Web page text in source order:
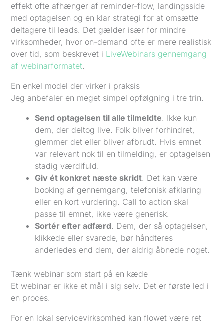
effekt ofte afhænger af reminder-flow, landingsside
med optagelsen og en klar strategi for at omsætte
deltagere til leads. Det gælder især for mindre
virksomheder, hvor on-demand ofte er mere realistisk
over tid, som beskrevet i LiveWebinars gennemgang
af webinarformatet.
En enkel model der virker i praksis
Jeg anbefaler en meget simpel opfølgning i tre trin.
Send optagelsen til alle tilmeldte. Ikke kun
dem, der deltog live. Folk bliver forhindret,
glemmer det eller bliver afbrudt. Hvis emnet
var relevant nok til en tilmelding, er optagelsen
stadig værdifuld.
Giv ét konkret næste skridt. Det kan være
booking af gennemgang, telefonisk afklaring
eller en kort vurdering. Call to action skal
passe til emnet, ikke være generisk.
Sortér efter adfærd. Dem, der så optagelsen,
klikkede eller svarede, bør håndteres
anderledes end dem, der aldrig åbnede noget.
Tænk webinar som start på en kæde
Et webinar er ikke et mål i sig selv. Det er første led i
en proces.
For en lokal servicevirksomhed kan flowet være ret